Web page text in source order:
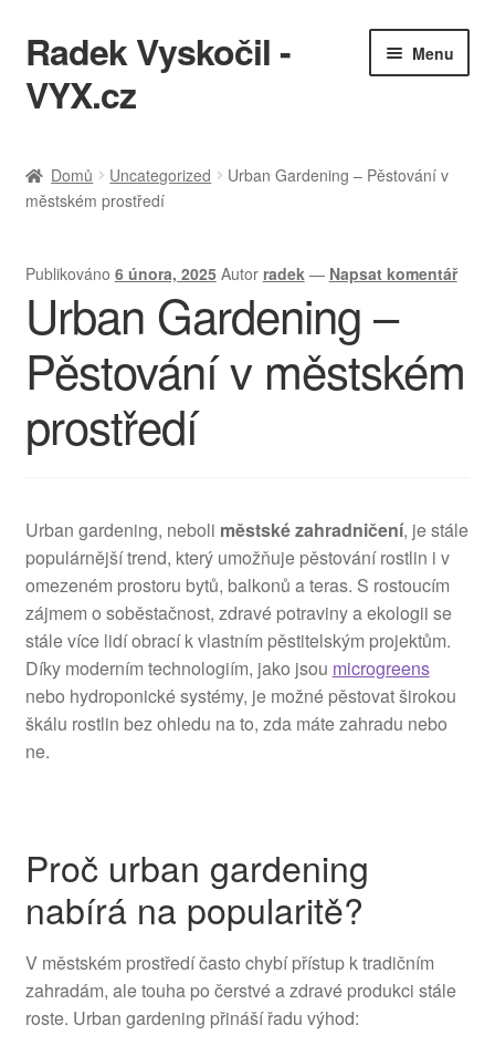
Přeskočit
na
navigaci
Přejít
k
obsahu
Radek Vyskočil -
VYX.cz
Menu
Ukázky práce
KQL cheatsheet
Zásady ochrany osobních údajů
Domů Uncategorized
Urban Gardening – Pěstování v
městském prostředí
Publikováno 6 února, 2025 Autor radek — Napsat komentář
Urban Gardening –
Pěstování v městském
prostředí
Urban gardening, neboli městské zahradničení, je stále
populárnější trend, který umožňuje pěstování rostlin i v
omezeném prostoru bytů, balkonů a teras. S rostoucím
zájmem o soběstačnost, zdravé potraviny a ekologii se
stále více lidí obrací k vlastním pěstitelským projektům.
Díky moderním technologiím, jako jsou microgreens
nebo hydroponické systémy, je možné pěstovat širokou
škálu rostlin bez ohledu na to, zda máte zahradu nebo
ne.
Proč urban gardening
nabírá na popularitě?
V městském prostředí často chybí přístup k tradičním
zahradám, ale touha po čerstvé a zdravé produkci stále
roste. Urban gardening přináší řadu výhod: